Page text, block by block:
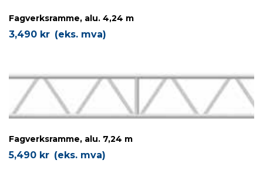
Fagverksramme, alu. 4,24 m
3,490 kr (eks. mva)
Fagverksramme, alu. 7,24 m
5,490 kr (eks. mva)